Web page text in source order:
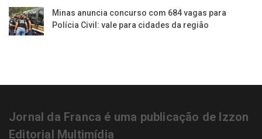
Minas anuncia concurso com 684 vagas para
Polícia Civil: vale para cidades da região
Jornal da Franca é uma publicação de Izzon
Editorial Multimídia